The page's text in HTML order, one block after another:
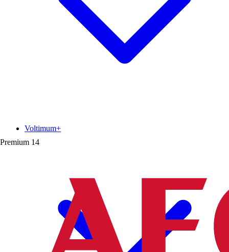
Premium 14
Voltimum+